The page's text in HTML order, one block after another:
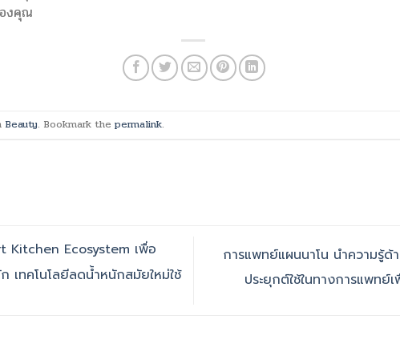
งคุณ
Beauty. Bookmark the permalink.
Kitchen Ecosystem เพื่อ
เทคโนโลยีลดน้ำหนักสมัยใหม่ใช้
การแพทย์แผนนาโน นำความรู้ด้า
ประยุกต์ใช้ในทางการแพทย์